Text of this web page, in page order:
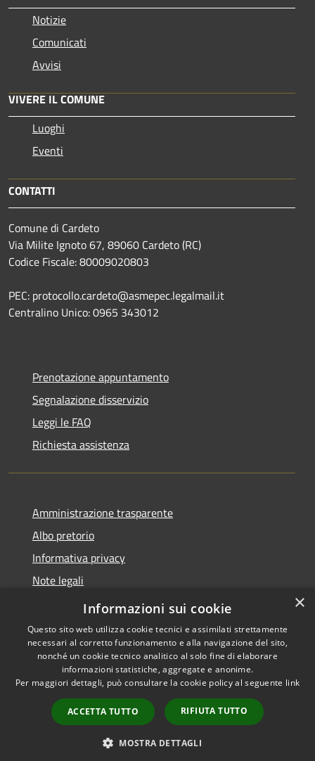
Notizie
Comunicati
Avvisi
VIVERE IL COMUNE
Luoghi
Eventi
CONTATTI
Comune di Cardeto
Via Milite Ignoto 67, 89060 Cardeto (RC)
Codice Fiscale: 80009020803
PEC: protocollo.cardeto@asmepec.legalmail.it
Centralino Unico: 0965 343012
Prenotazione appuntamento
Segnalazione disservizio
Leggi le FAQ
Richiesta assistenza
Amministrazione trasparente
Albo pretorio
Informativa privacy
Note legali
Dichiarazione di accessibilità
Accessibilità
Copyright © 2026 • Comune di
Cardeto • Powered by
Municipium•
Accesso
redazione
×
Informazioni sui cookie
Questo sito web utilizza cookie tecnici e assimilati strettamente
necessari al corretto funzionamento e alla navigazione del sito,
nonché un cookie tecnico analitico al solo fine di elaborare
informazioni statistiche, aggregate e anonime.
Per maggiori dettagli, può consultare la cookie policy al seguente link
ACCETTA TUTTO RIFIUTA TUTTO
MOSTRA DETTAGLI